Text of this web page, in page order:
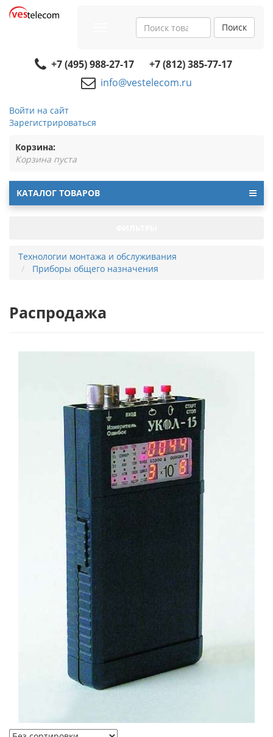
navigation
Поиск
+7 (495) 988-27-17
+7 (812) 385-77-17
info@vestelecom.ru
Войти на сайт
Зарегистрироваться
Корзина:
Корзина пуста
КАТАЛОГ ТОВАРОВ
Технологии монтажа и обслуживания
Приборы общего назначения
Распродажа